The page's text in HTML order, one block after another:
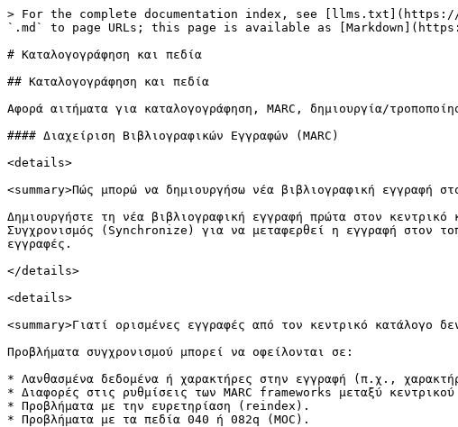
> For the complete documentation index, see
`.md` to page URLs; this page is available as
# Καταλογογράφηση και πεδία
## Καταλογογράφηση και πεδία
Αφορά αιτήματα για καταλογογράφηση, MARC, δημιουργία/
#### Διαχείριση Βιβλιογραφικών Εγγραφών (MARC)
<details>
<summary>Πώς μπορώ να δημιουργήσω νέα βιβλιογραφική εγγραφή
Δημιουργήστε τη νέα βιβλιογραφική εγγραφή πρώτα στον
Συγχρονισμός (Synchronize) για να μεταφερθεί η εγγραφή στον
εγγραφές.
</details>
<details>
<summary>Γιατί ορισμένες εγγραφές από τον κεντρικό κατάλογο
Προβλήματα συγχρονισμού μπορεί να οφείλονται σε:
* Λανθασμένα δεδομένα ή χαρακτήρες στην εγγραφή (π.χ.,
* Διαφορές στις ρυθμίσεις των MARC frameworks μεταξύ
* Προβλήματα με την ευρετηρίαση (reindex).
* Προβλήματα με τα πεδία 040 ή 082q (MOC).